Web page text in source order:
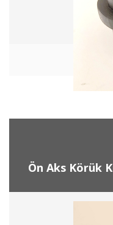
Ön Aks Körük